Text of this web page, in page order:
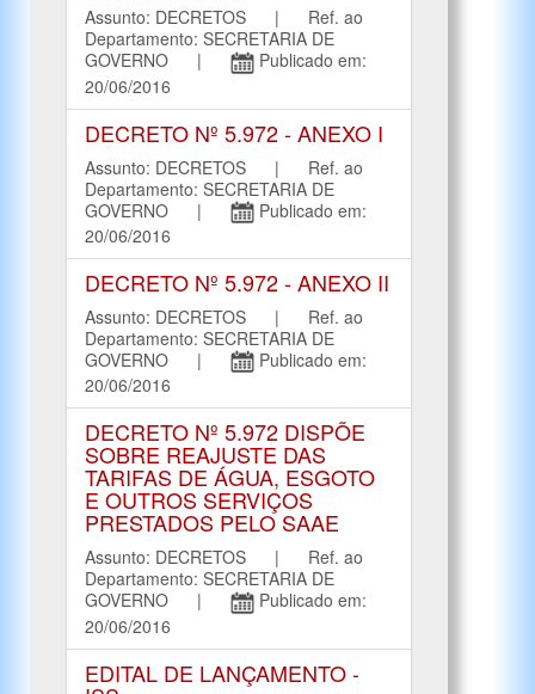
Assunto: DECRETOS | Ref. ao
Departamento: SECRETARIA DE
GOVERNO |
Publicado em:
20/06/2016
DECRETO Nº 5.972 - ANEXO I
Assunto: DECRETOS | Ref. ao
Departamento: SECRETARIA DE
GOVERNO |
Publicado em:
20/06/2016
DECRETO Nº 5.972 - ANEXO II
Assunto: DECRETOS | Ref. ao
Departamento: SECRETARIA DE
GOVERNO |
Publicado em:
20/06/2016
DECRETO Nº 5.972 DISPÕE
SOBRE REAJUSTE DAS
TARIFAS DE ÁGUA, ESGOTO
E OUTROS SERVIÇOS
PRESTADOS PELO SAAE
Assunto: DECRETOS | Ref. ao
Departamento: SECRETARIA DE
GOVERNO |
Publicado em:
20/06/2016
EDITAL DE LANÇAMENTO -